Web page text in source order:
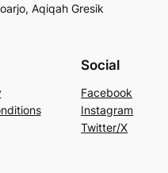
Aqiqah Gresik
Social
Facebook
Instagram
Twitter/X